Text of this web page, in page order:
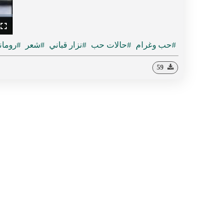
#حب وغرام #حالات حب #نزار قباني #شعر